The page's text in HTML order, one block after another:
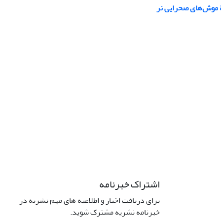
اشتراک خبرنامه
برای دریافت اخبار و اطلاعیه های مهم نشریه در
خبرنامه نشریه مشترک شوید.